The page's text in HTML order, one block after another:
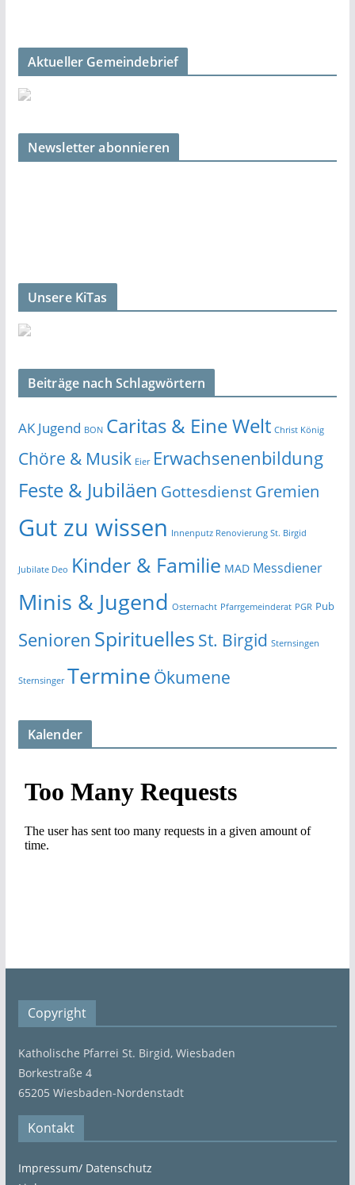
Aktueller Gemeindebrief
Newsletter abonnieren
Unsere KiTas
Beiträge nach Schlagwörtern
AK Jugend BON Caritas & Eine Welt Christ König
Chöre & Musik Eier Erwachsenenbildung
Feste & Jubiläen GottesdienstGremien
Gut zu wissen Innenputz Renovierung St. Birgid
Jubilate Deo Kinder & Familie MAD Messdiener
Minis & Jugend Osternacht Pfarrgemeinderat PGR Pub
Senioren Spirituelles St. Birgid Sternsingen
Sternsinger Termine Ökumene
Kalender
Copyright
Katholische Pfarrei St. Birgid, Wiesbaden
Borkestraße 4
65205 Wiesbaden-Nordenstadt
Kontakt
Impressum/ Datenschutz